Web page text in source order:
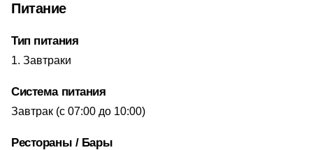
Питание
Тип питания
Завтраки
Система питания
​Завтрак (с 07:00 до 10:00)
Рестораны / Бары